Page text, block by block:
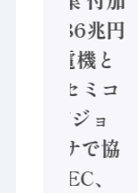
価値額86兆円
/ 三菱電機と
ソニーセミコ
ン AIビジョ
ンセンサで協
業 / IDEC、